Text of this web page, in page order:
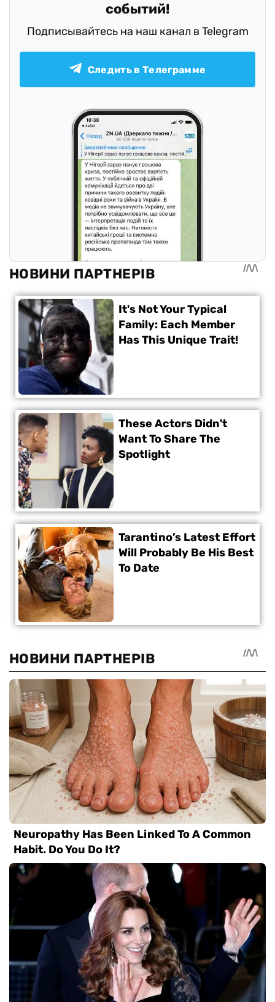
событий!
Подписывайтесь на наш канал в Telegram
Следить в Телеграмме